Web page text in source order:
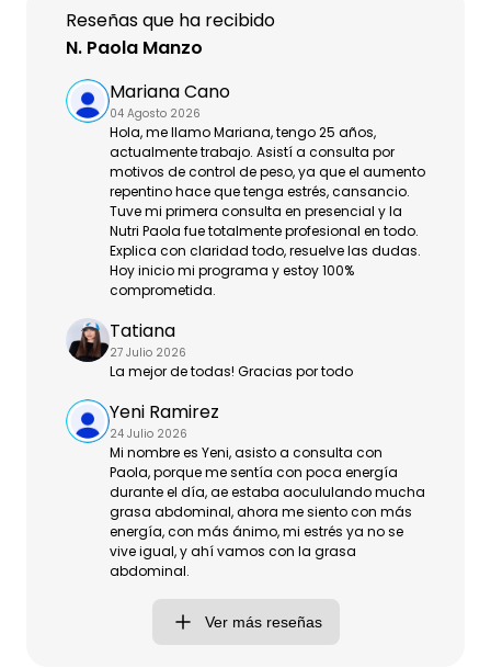
Reseñas que ha recibido
N. Paola Manzo
Mariana Cano
04 Agosto 2026
Hola, me llamo Mariana, tengo 25 años,
actualmente trabajo. Asistí a consulta por
motivos de control de peso, ya que el aumento
repentino hace que tenga estrés, cansancio.
Tuve mi primera consulta en presencial y la
Nutri Paola fue totalmente profesional en todo.
Explica con claridad todo, resuelve las dudas.
Hoy inicio mi programa y estoy 100%
comprometida.
Tatiana
27 Julio 2026
La mejor de todas! Gracias por todo
Yeni Ramirez
24 Julio 2026
Mi nombre es Yeni, asisto a consulta con
Paola, porque me sentía con poca energía
durante el día, ae estaba aocululando mucha
grasa abdominal, ahora me siento con más
energía, con más ánimo, mi estrés ya no se
vive igual, y ahí vamos con la grasa
abdominal.
Ver más reseñas